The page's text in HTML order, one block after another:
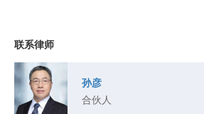
联系律师
孙彦
合伙人